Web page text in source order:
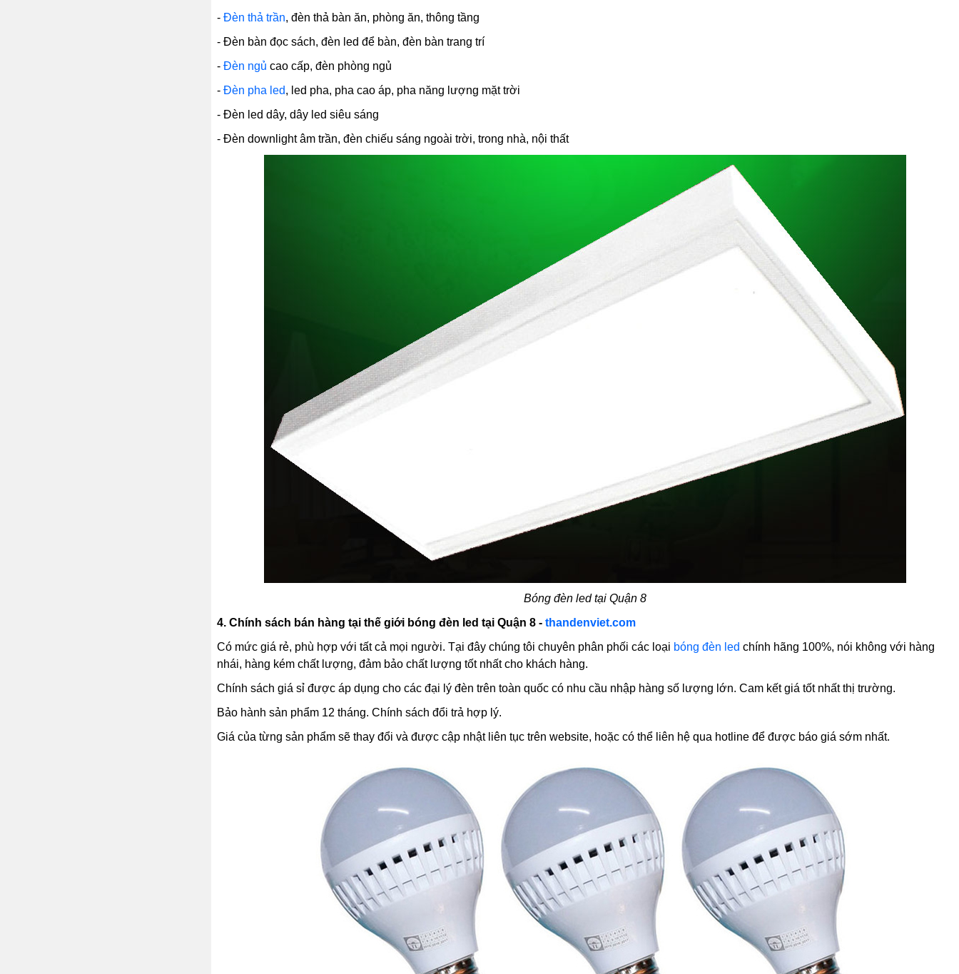
- Đèn thả trần, đèn thả bàn ăn, phòng ăn, thông tầng
- Đèn bàn đọc sách, đèn led để bàn, đèn bàn trang trí
- Đèn ngủ cao cấp, đèn phòng ngủ
- Đèn pha led, led pha, pha cao áp, pha năng lượng mặt trời
- Đèn led dây, dây led siêu sáng
- Đèn downlight âm trần, đèn chiếu sáng ngoài trời, trong nhà, nội thất
Bóng đèn led tại Quận 8
4. Chính sách bán hàng tại thế giới bóng đèn led tại Quận 8 - thandenviet.com
Có mức giá rẻ, phù hợp với tất cả mọi người. Tại đây chúng tôi chuyên phân phối các loại bóng đèn led chính hãng 100%, nói không với hàng
nhái, hàng kém chất lượng, đảm bảo chất lượng tốt nhất cho khách hàng.
Chính sách giá sỉ được áp dụng cho các đại lý đèn trên toàn quốc có nhu cầu nhập hàng số lượng lớn. Cam kết giá tốt nhất thị trường.
Bảo hành sản phẩm 12 tháng. Chính sách đổi trả hợp lý.
Giá của từng sản phẩm sẽ thay đổi và được cập nhật liên tục trên website, hoặc có thể liên hệ qua hotline để được báo giá sớm nhất.